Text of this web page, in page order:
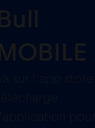
Bull
MOBILE
Va sur l’app store
télécharge
l’application